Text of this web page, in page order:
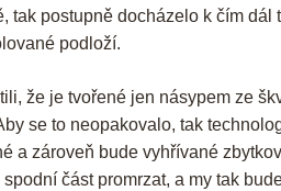
postupně docházelo k čím dál
podloží.
že je tvořené jen násypem ze
se to neopakovalo, tak
a zároveň bude vyhřívané
část promrzat, a my tak